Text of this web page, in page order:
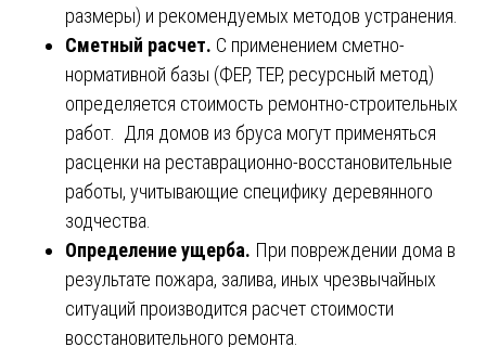
размеры) и рекомендуемых методов устранения.
Сметный расчет. С применением сметно-
нормативной базы (ФЕР, ТЕР, ресурсный метод)
определяется стоимость ремонтно-строительных
работ. Для домов из бруса могут применяться
расценки на реставрационно-восстановительные
работы, учитывающие специфику деревянного
зодчества.
Определение ущерба. При повреждении дома в
результате пожара, залива, иных чрезвычайных
ситуаций производится расчет стоимости
восстановительного ремонта.